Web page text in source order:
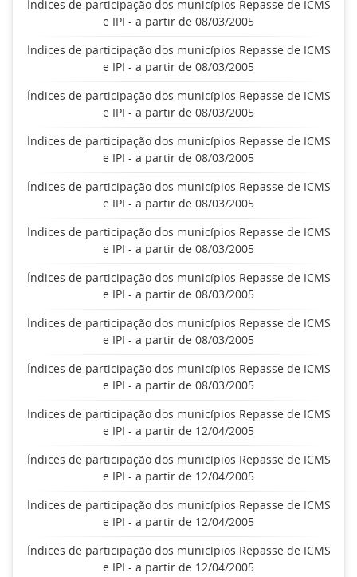
Índices de participação dos municípios Repasse de ICMS
e IPI - a partir de 08/03/2005
Índices de participação dos municípios Repasse de ICMS
e IPI - a partir de 08/03/2005
Índices de participação dos municípios Repasse de ICMS
e IPI - a partir de 08/03/2005
Índices de participação dos municípios Repasse de ICMS
e IPI - a partir de 08/03/2005
Índices de participação dos municípios Repasse de ICMS
e IPI - a partir de 08/03/2005
Índices de participação dos municípios Repasse de ICMS
e IPI - a partir de 08/03/2005
Índices de participação dos municípios Repasse de ICMS
e IPI - a partir de 08/03/2005
Índices de participação dos municípios Repasse de ICMS
e IPI - a partir de 08/03/2005
Índices de participação dos municípios Repasse de ICMS
e IPI - a partir de 08/03/2005
Índices de participação dos municípios Repasse de ICMS
e IPI - a partir de 12/04/2005
Índices de participação dos municípios Repasse de ICMS
e IPI - a partir de 12/04/2005
Índices de participação dos municípios Repasse de ICMS
e IPI - a partir de 12/04/2005
Índices de participação dos municípios Repasse de ICMS
e IPI - a partir de 12/04/2005